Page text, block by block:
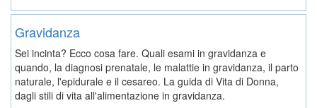
Gravidanza
Sei incinta? Ecco cosa fare. Quali esami in gravidanza e
quando, la diagnosi prenatale, le malattie in gravidanza, il parto
naturale, l'epidurale e il cesareo. La guida di Vita di Donna,
dagli stili di vita all'alimentazione in gravidanza.